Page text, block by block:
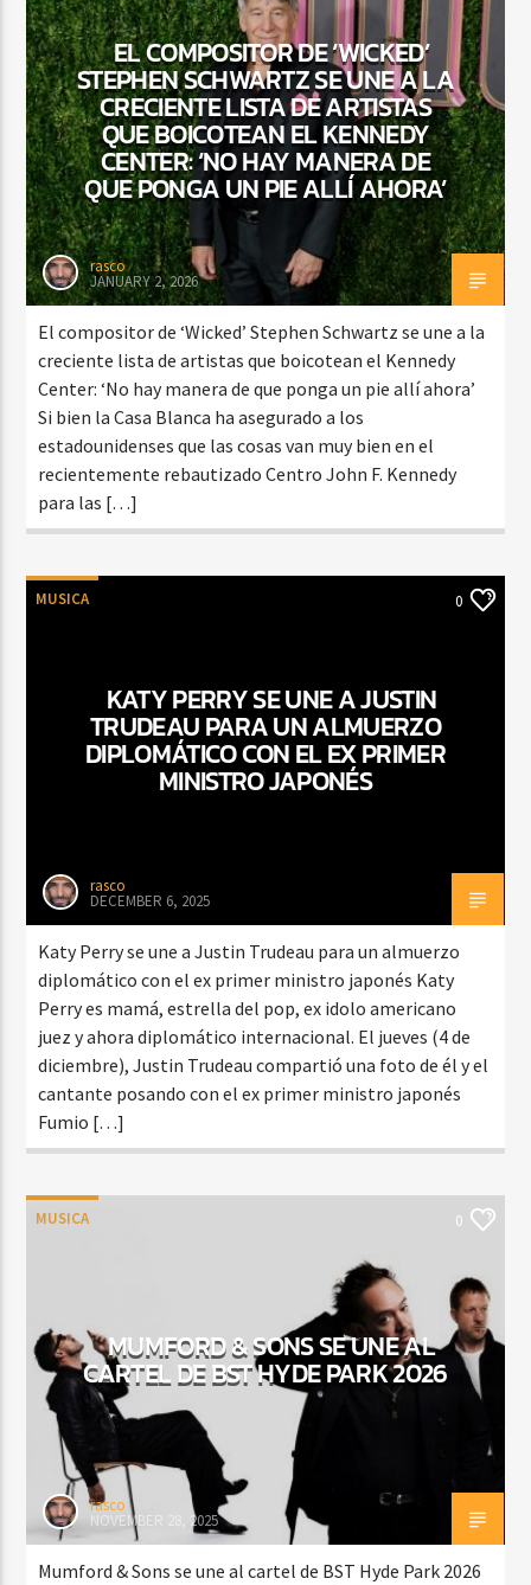
CURRENT SHOW
VIBRAS TROPICALES
2:00 AM 4:00 AM
Beone Radio
EL COMPOSITOR DE ‘WICKED’
STEPHEN SCHWARTZ SE UNE A LA
CRECIENTE LISTA DE ARTISTAS
QUE BOICOTEAN EL KENNEDY
CENTER: ‘NO HAY MANERA DE
QUE PONGA UN PIE ALLÍ AHORA’
rasco
JANUARY 2, 2026
El compositor de ‘Wicked’ Stephen Schwartz se une a la
creciente lista de artistas que boicotean el Kennedy
Center: ‘No hay manera de que ponga un pie allí ahora’
Si bien la Casa Blanca ha asegurado a los
estadounidenses que las cosas van muy bien en el
recientemente rebautizado Centro John F. Kennedy
para las […]
MUSICA 0
KATY PERRY SE UNE A JUSTIN
TRUDEAU PARA UN ALMUERZO
DIPLOMÁTICO CON EL EX PRIMER
MINISTRO JAPONÉS
rasco
DECEMBER 6, 2025
Katy Perry se une a Justin Trudeau para un almuerzo
diplomático con el ex primer ministro japonés Katy
Perry es mamá, estrella del pop, ex idolo americano
juez y ahora diplomático internacional. El jueves (4 de
diciembre), Justin Trudeau compartió una foto de él y el
cantante posando con el ex primer ministro japonés
Fumio […]
MUSICA 0
MUMFORD & SONS SE UNE AL
CARTEL DE BST HYDE PARK 2026
rasco
NOVEMBER 28, 2025
Mumford & Sons se une al cartel de BST Hyde Park 2026